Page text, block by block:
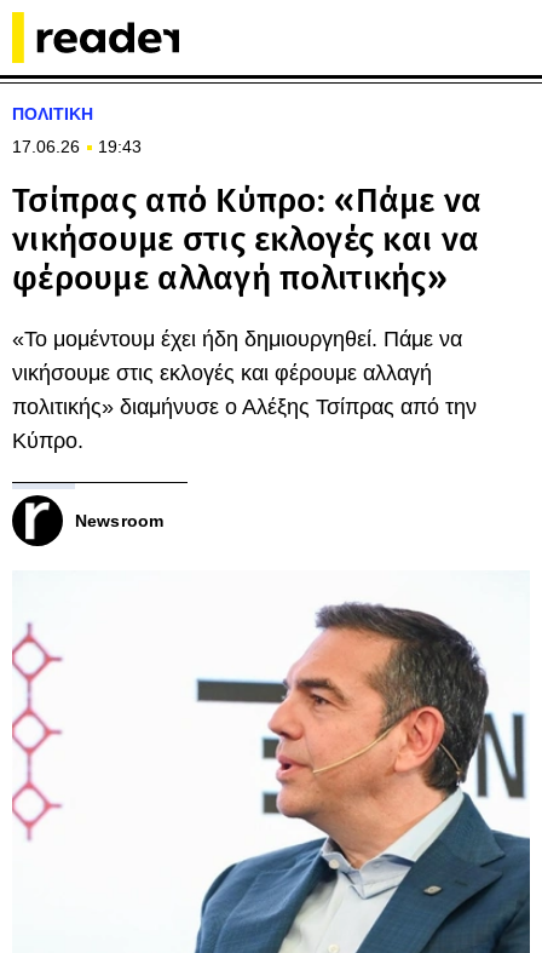
ΠΟΛΙΤΙΚΗ
17.06.26
19:43
Τσίπρας από Κύπρο: «Πάμε να
νικήσουμε στις εκλογές και να
φέρουμε αλλαγή πολιτικής»
«Το μομέντουμ έχει ήδη δημιουργηθεί. Πάμε να
νικήσουμε στις εκλογές και φέρουμε αλλαγή
πολιτικής» διαμήνυσε ο Αλέξης Τσίπρας από την
Κύπρο.
Newsroom